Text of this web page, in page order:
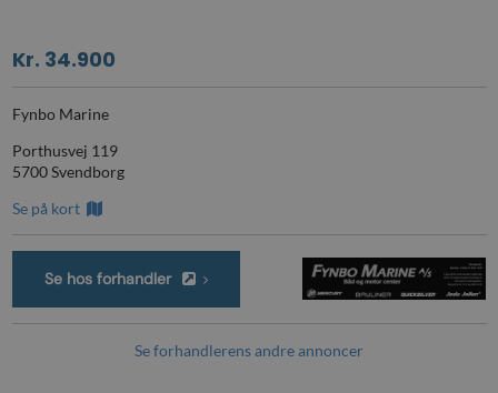
Kr. 34.900
Fynbo Marine
Porthusvej 119
5700 Svendborg
Se på kort
Se hos forhandler
Se forhandlerens andre annoncer